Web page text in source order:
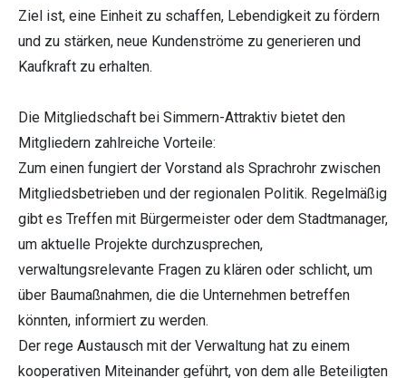
Ziel ist, eine Einheit zu schaffen, Lebendigkeit zu fördern
und zu stärken, neue Kundenströme zu generieren und
Kaufkraft zu erhalten.
Die Mitgliedschaft bei Simmern-Attraktiv bietet den
Mitgliedern zahlreiche Vorteile:
Zum einen fungiert der Vorstand als Sprachrohr zwischen
Mitgliedsbetrieben und der regionalen Politik. Regelmäßig
gibt es Treffen mit Bürgermeister oder dem Stadtmanager,
um aktuelle Projekte durchzusprechen,
verwaltungsrelevante Fragen zu klären oder schlicht, um
über Baumaßnahmen, die die Unternehmen betreffen
könnten, informiert zu werden.
Der rege Austausch mit der Verwaltung hat zu einem
kooperativen Miteinander geführt, von dem alle Beteiligten